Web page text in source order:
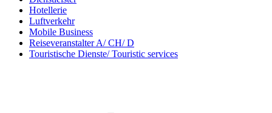
Hotellerie
Luftverkehr
Mobile Business
Reiseveranstalter A/ CH/ D
Touristische Dienste/ Touristic services